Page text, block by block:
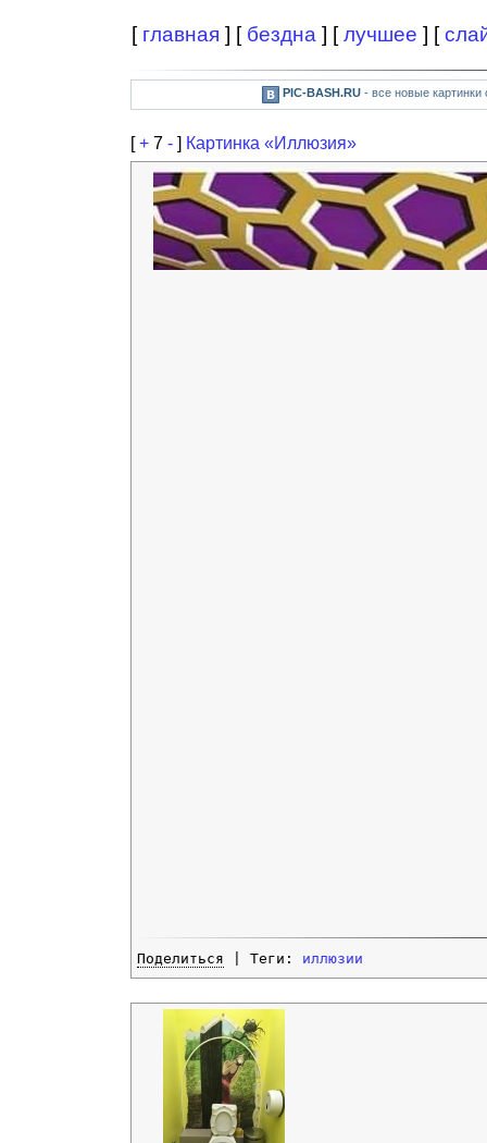
[ главная ] [ бездна ] [лучшее ] [
PIC-BASH.RU- все новые картинки
[+ 7 - ] Картинка «Иллюзия»
Поделиться | Теги: иллюзии